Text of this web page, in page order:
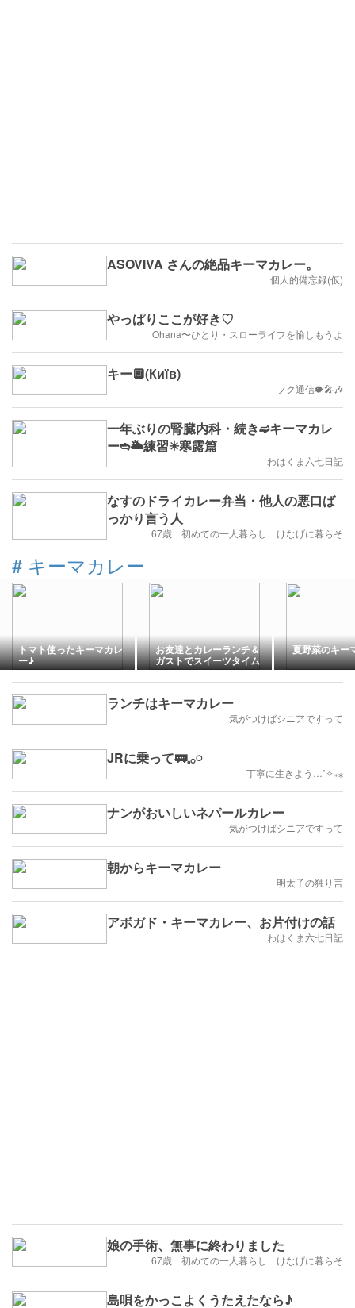
ASOVIVA さんの絶品キーマカレー。
個人的備忘録(仮)
やっぱりここが好き♡
Ohana〜ひとり・スローライフを愉しもうよ
キー🔲(Київ)
フク通信🐡🎤🎶
一年ぶりの腎臓内科・続き➫キーマカレ
ー➬🌥️練習✳︎寒露篇
わはくま六七日記
なすのドライカレー弁当・他人の悪口ば
っかり言う人
67歳 初めての一人暮らし けなげに暮らそ
# キーマカレー
トマト使ったキーマカレ
ー♪
お友達とカレーランチ＆
ガストでスイーツタイム
夏野菜のキー
ランチはキーマカレー
気がつけばシニアですって
JRに乗って🚃𓈒𓂂𓏸
丁寧に生きよう…˚✧₊⁎
ナンがおいしいネパールカレー
気がつけばシニアですって
朝からキーマカレー
明太子の独り言
アボガド・キーマカレー、お片付けの話
わはくま六七日記
娘の手術、無事に終わりました
67歳 初めての一人暮らし けなげに暮らそ
島唄をかっこよくうたえたなら♪